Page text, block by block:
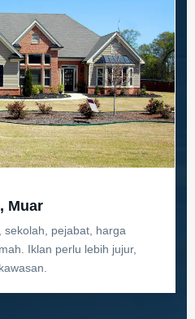
Muar
sekolah, pejabat, harga
Iklan perlu lebih jujur,